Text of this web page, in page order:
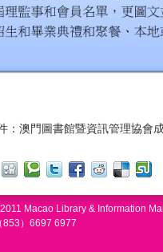
： 澳門圖書館暨資訊管理協會
Macao Library & Information
853）6697 6977